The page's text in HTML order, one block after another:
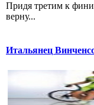
Придя третим к
верну...
Итальянец